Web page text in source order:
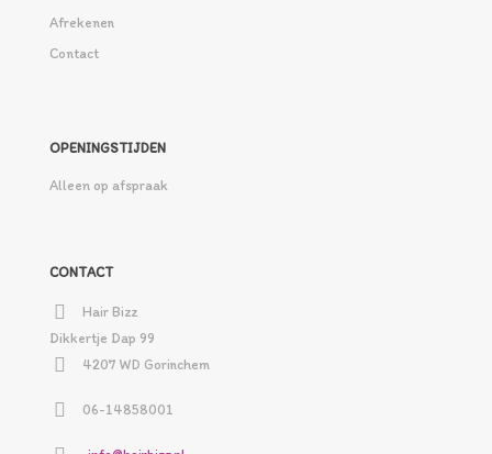
Afrekenen
Contact
OPENINGSTIJDEN
Alleen op afspraak
CONTACT
Hair Bizz
Dikkertje Dap 99
4207 WD Gorinchem
06-14858001